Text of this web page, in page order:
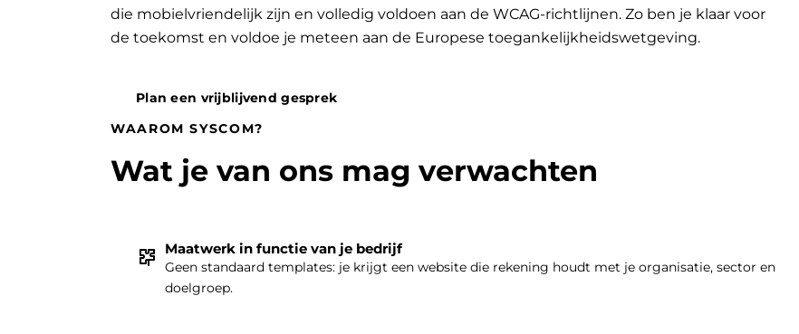
die mobielvriendelijk zijn en volledig voldoen aan de WCAG-richtlijnen. Zo ben je klaar voor
de toekomst en voldoe je meteen aan de Europese toegankelijkheidswetgeving.
Plan een vrijblijvend gesprek
WAAROM SYSCOM?
Wat je van ons mag verwachten
Maatwerk in functie van je bedrijf
Geen standaard templates: je krijgt een website die rekening houdt met je organisatie, sector en
doelgroep.